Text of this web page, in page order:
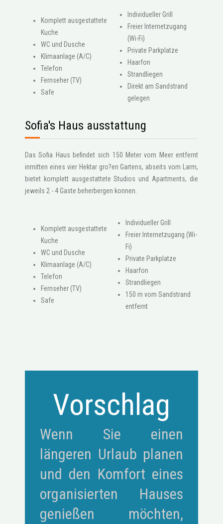
Komplett ausgestattete
Kuche
WC und Dusche
Klimaanlage (A/C)
Telefon
Fernseher (TV)
Safe
Individueller Grill
Freier Internetzugang
(Wi-Fi)
Private Parkplatze
Haarfon
Strandliegen
Direkt am Sandstrand
gelegen
Sofia's Haus ausstattung
Das Sofia Haus befindet sich 150 Meter vom Meer entfernt
inmitten eines vier Hektar gro?en Gartens, abseits vom Larm,
bietet komplett ausgestattete Studios und Apartments, die
jeweils 2 - 4 Gaste beherbergen konnen.
Komplett ausgestattete
Kuche
WC und Dusche
Klimaanlage (A/C)
Telefon
Fernseher (TV)
Safe
Individueller Grill
Freier Internetzugang (Wi-
Fi)
Private Parkplatze
Haarfon
Strandliegen
150 m vom Sandstrand
entfernt
Vorschlag
Wenn Sie einen
längeren Urlaub planen
und den Komfort eines
organisierten Hauses
genießen möchten,